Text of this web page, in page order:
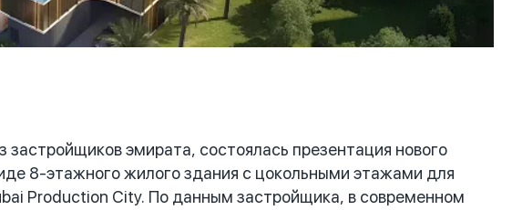
эмирата, состоялась презентация нового
8-этажного жилого здания с цокольными этажами для
Production City. По данным застройщика, в современном